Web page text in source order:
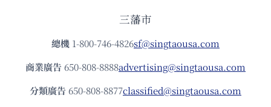
三藩市
總機 1-800-746-4826sf@singtaousa.com
商業廣告 650-808-8888advertising@singtaousa.com
分類廣告 650-808-8877classified@singtaousa.com